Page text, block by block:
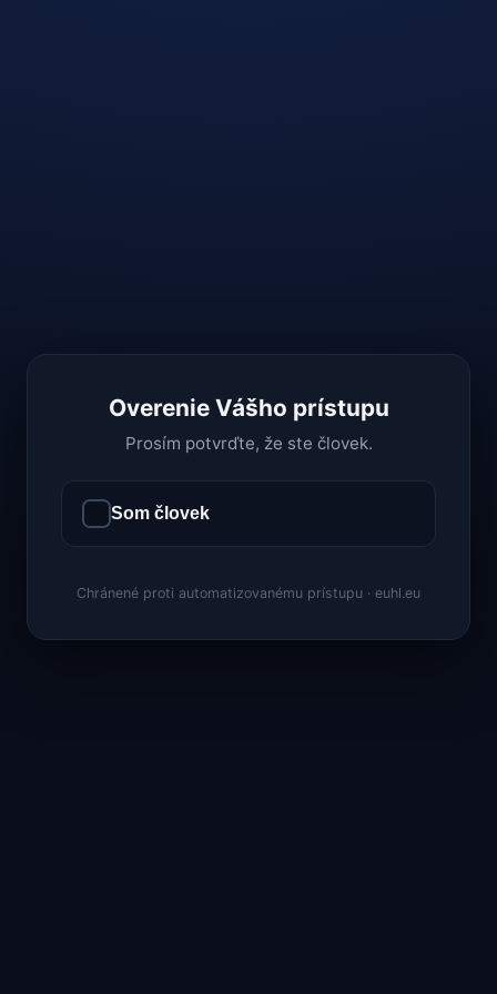
Overenie Vášho prístupu
Prosím potvrďte, že ste človek.
Som človek
Chránené proti automatizovanému prístupu · euhl.eu